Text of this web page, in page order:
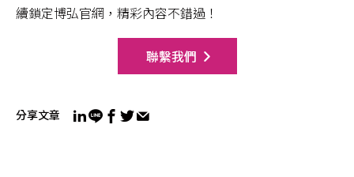
續鎖定博弘官網，精彩內容不錯過！
聯繫我們
分享文章